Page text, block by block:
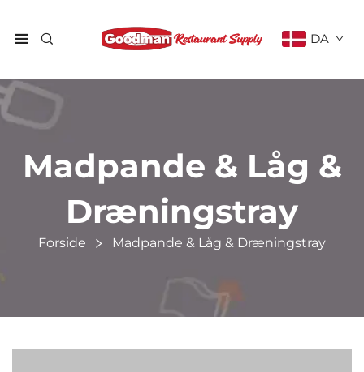
DA
Madpande & Låg &
Dræningstray
Forside Madpande & Låg & Dræningstray